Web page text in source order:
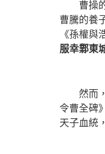
曹操
曹騰的養
《孫權與
服幸鄴東
然而
令曹全碑
天子血統